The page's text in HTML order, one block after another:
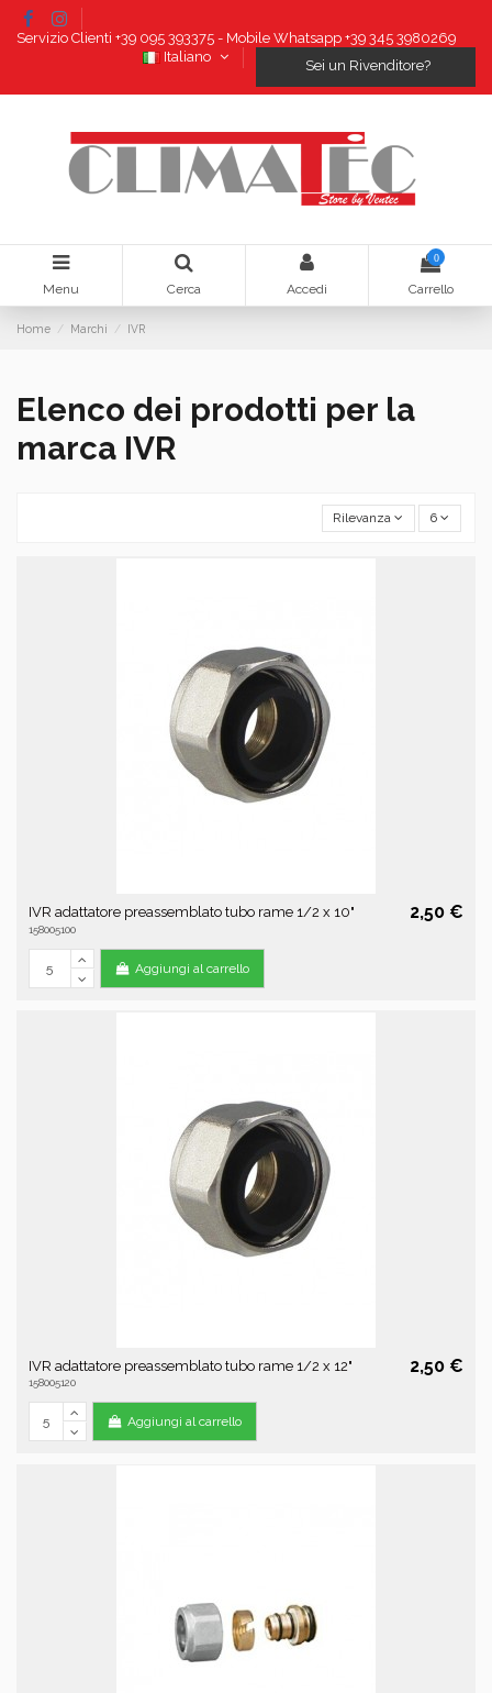
Servizio Clienti +39 095 393375 - Mobile Whatsapp +39 345 3980269
Italiano
Sei un Rivenditore?
Menu Cerca Accedi
0
Carrello
Home Marchi IVR
Elenco dei prodotti per la
marca IVR
Rilevanza 6
IVR adattatore preassemblato tubo rame 1/2 x 10"
158005100
2,50 €
Aggiungi al carrello
IVR adattatore preassemblato tubo rame 1/2 x 12"
158005120
2,50 €
Aggiungi al carrello